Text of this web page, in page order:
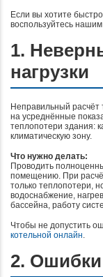
Если вы хотите
воспользуйтесь
1.
нагрузки
Неправильный
на усреднённые
теплопотери здания:
климатическую зону.
Что нужно делать:
Проводить
помещению. При
только теплопотери,
водоснабжение,
бассейна, работу
Чтобы не допустить
котельной онлайн.
2.